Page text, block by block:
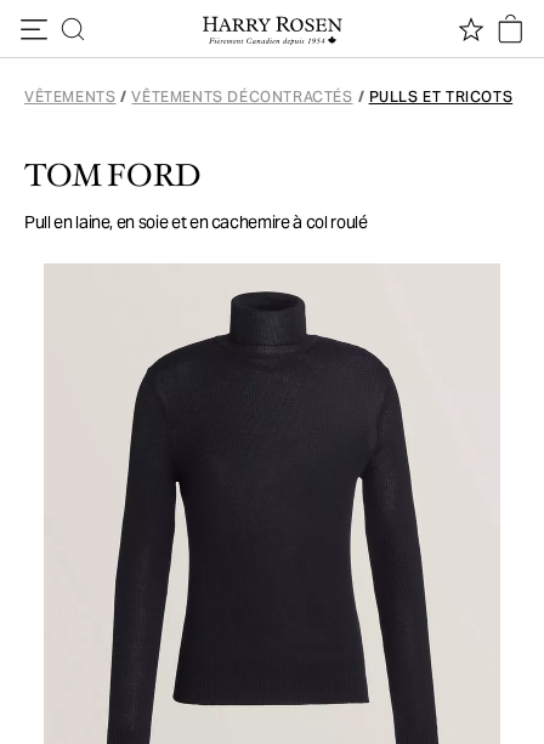
VÊTEMENTS / VÊTEMENTS DÉCONTRACTÉS / PULLS ET TRICOTS
TOM FORD
Pull en laine, en soie et en cachemire à col roulé